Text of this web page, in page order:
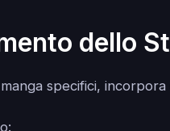
dello
specifici,